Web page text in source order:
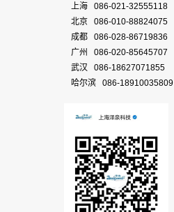
上海 086-021-32555118
北京 086-010-88824075
成都 086-028-86719836
广州 086-020-85645707
武汉 086-18627071855
哈尔滨 086-18910035809